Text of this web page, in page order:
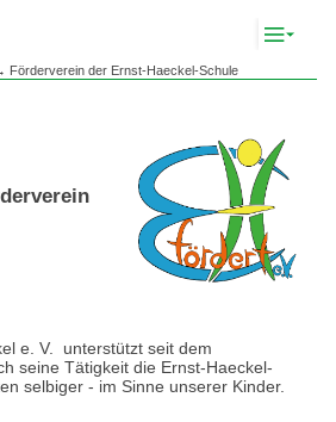
der Ernst-Haeckel-Schule
vor
e. V. unterstützt seit dem
seine Tätigkeit die Ernst-Haeckel-
selbiger - im Sinne unserer Kinder.